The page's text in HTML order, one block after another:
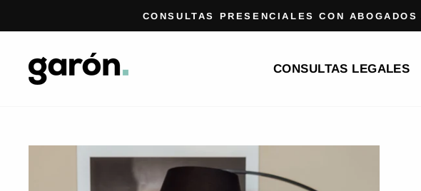
directamente
contenido
CONSULTAS PRESENCIALES CON ABOGADOS
CONSULTAS LEGALES